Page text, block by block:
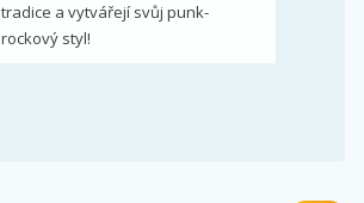
tradice a vytvářejí svůj punk-
rockový styl!